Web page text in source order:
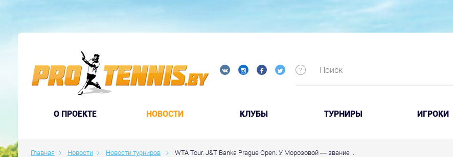
O ПРОЕКТЕ НОВОСТИ КЛУБЫ ТУРНИРЫ ИГРОКИ
Главная Новости Новости турниров WTA Tour. J&T Banka Prague Open. У Морозовой — звание ...